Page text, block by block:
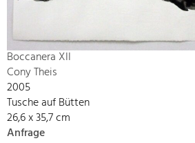
Boccanera XII
Cony Theis
2005
Tusche auf Bütten
26,6 x 35,7 cm
Anfrage